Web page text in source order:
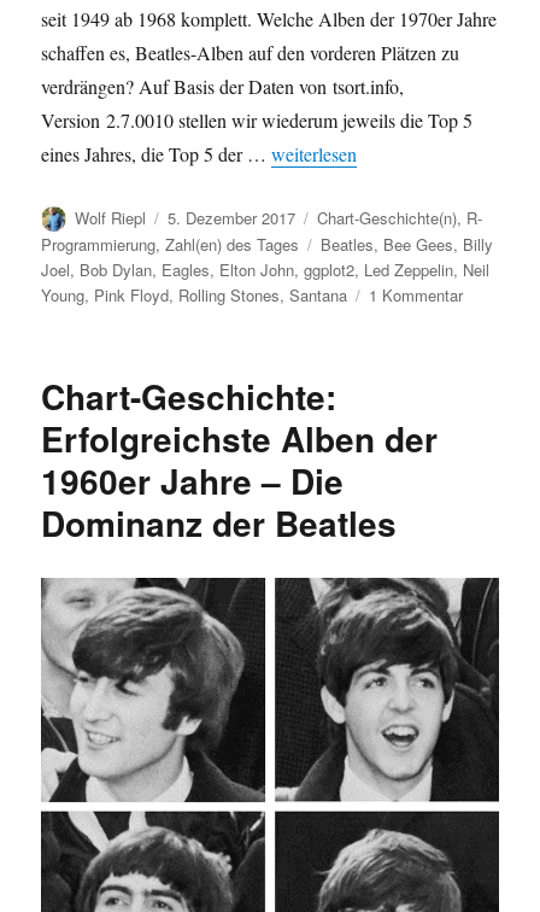
seit 1949 ab 1968 komplett. Welche Alben der 1970er Jahre
schaffen es, Beatles-Alben auf den vorderen Plätzen zu
verdrängen? Auf Basis der Daten von tsort.info,
Version 2.7.0010 stellen wir wiederum jeweils die Top 5
eines Jahres, die Top 5 der …„Chart-Geschichte: Die
weiterlesen
Autor
Wolf Riepl
Veröffentlicht
am
5. Dezember 2017 Kategorien
Chart-Geschichte(n), R-
Programmierung,Zahl(en) des Tages Schlagwörter
Beatles, Bee Gees, Billy
Joel, Bob Dylan, Eagles, Elton John,ggplot2, Led Zeppelin, Neil
Young, Pink Floyd, Rolling Stones,Santana 1 Kommentarzu
der
Beatles
Chart-Geschichte:
Erfolgreichste Alben der
1960er Jahre – Die
Dominanz der Beatles